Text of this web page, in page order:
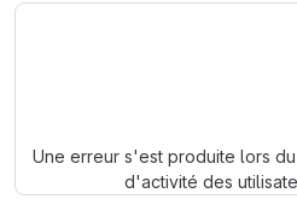
Une erreur s'est produite lors
d'activité des